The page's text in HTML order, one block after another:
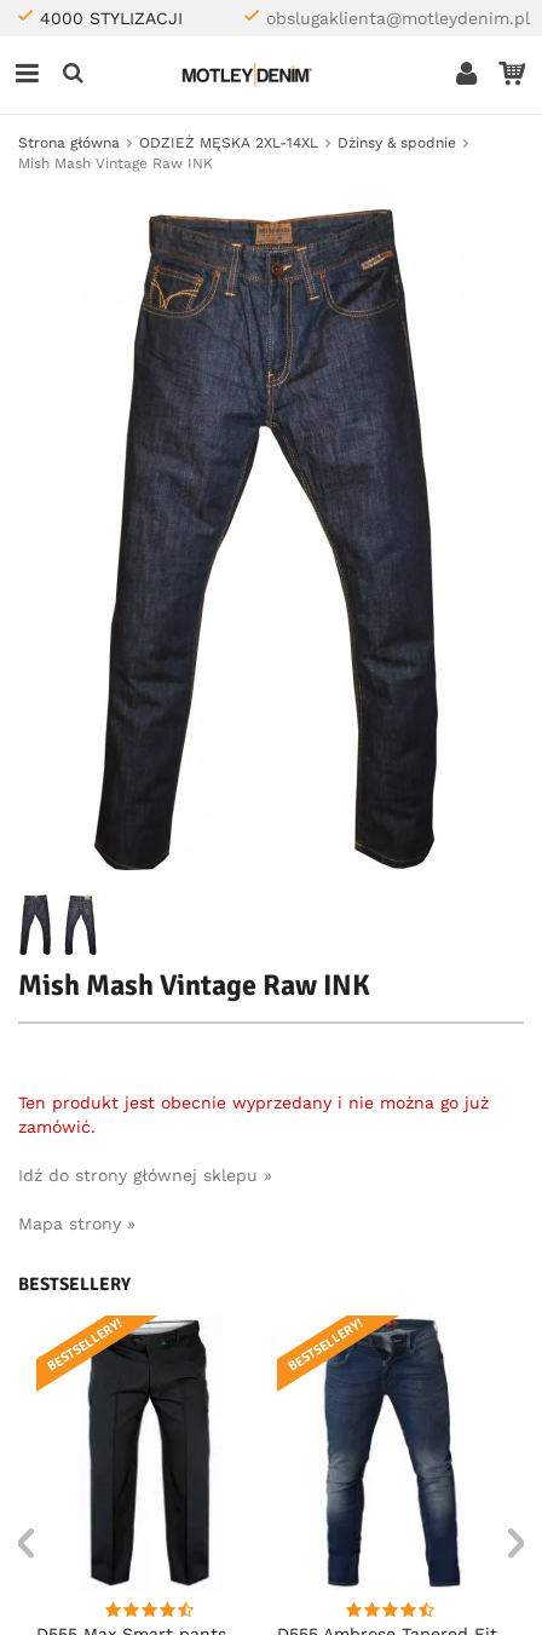
4000 STYLIZACJI obslugaklienta@motleydenim.pl
Strona główna ODZIEŻ MĘSKA 2XL-14XL
Dżinsy & spodnie
Mish Mash Vintage Raw INK
Mish Mash Vintage Raw INK
Ten produkt jest obecnie wyprzedany i nie można go już
zamówić.
Idź do strony głównej sklepu »
Mapa strony »
BESTSELLERY
BESTSELLERY! BESTSELLERY!